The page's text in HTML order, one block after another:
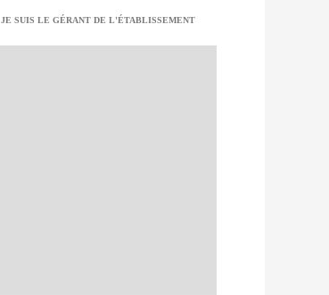
JE SUIS LE GÉRANT DE L'ÉTABLISSEMENT